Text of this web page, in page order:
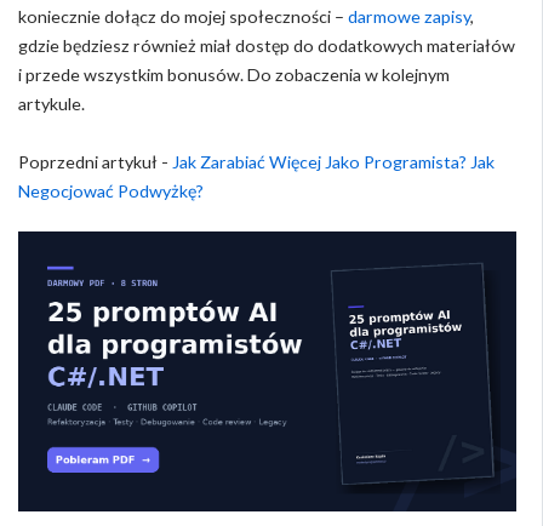
koniecznie dołącz do mojej społeczności – darmowe zapisy,
gdzie będziesz również miał dostęp do dodatkowych materiałów
i przede wszystkim bonusów. Do zobaczenia w kolejnym
artykule.
Poprzedni artykuł - Jak Zarabiać Więcej Jako Programista? Jak
Negocjować Podwyżkę?